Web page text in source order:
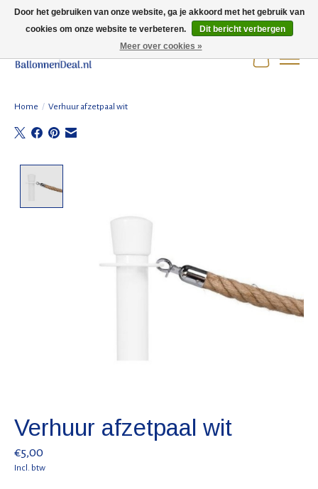
Wij zijn gesloten t/m 3 augustus i.v.m. de zomervakantie.
Home / Verhuur afzetpaal wit
Verhuur afzetpaal wit
€5,00
Incl. btw
Door het gebruiken van onze website, ga je akkoord met het gebruik van
cookies om onze website te verbeteren.
Dit bericht verbergen
Meer over cookies »